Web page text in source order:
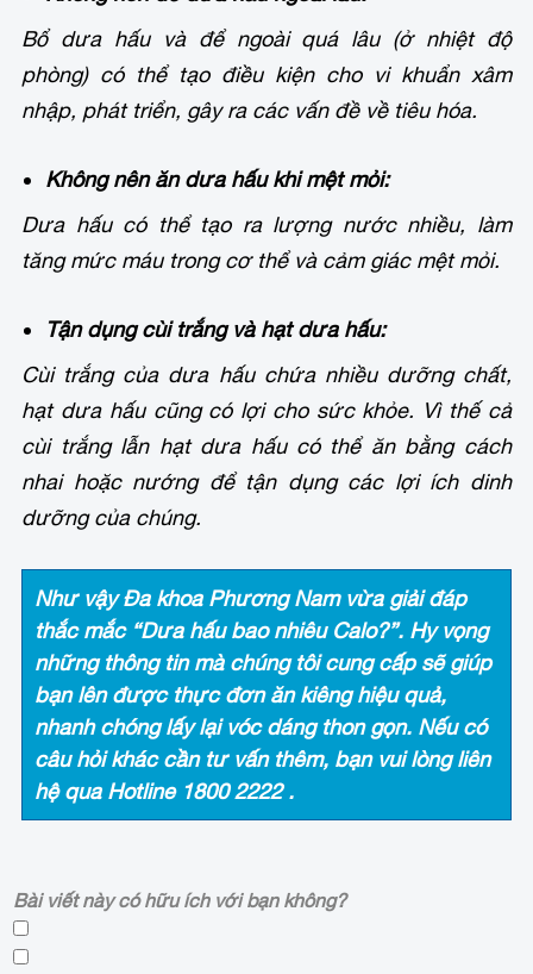
Bổ dưa hấu và để ngoài quá lâu (ở nhiệt độ
phòng) có thể tạo điều kiện cho vi khuẩn xâm
nhập, phát triển, gây ra các vấn đề về tiêu hóa.
Không nên ăn dưa hấu khi mệt mỏi:
Dưa hấu có thể tạo ra lượng nước nhiều, làm
tăng mức máu trong cơ thể và cảm giác mệt mỏi.
Tận dụng cùi trắng và hạt dưa hấu:
Cùi trắng của dưa hấu chứa nhiều dưỡng chất,
hạt dưa hấu cũng có lợi cho sức khỏe. Vì thế cả
cùi trắng lẫn hạt dưa hấu có thể ăn bằng cách
nhai hoặc nướng để tận dụng các lợi ích dinh
dưỡng của chúng.
Như vậyĐa khoa Phương Namvừa giải đáp
thắc mắc “Dưa hấu bao nhiêu Calo?”. Hy vọng
những thông tin mà chúng tôi cung cấp sẽ giúp
bạn lên được thực đơn ăn kiêng hiệu quả,
nhanh chóng lấy lại vóc dáng thon gọn. Nếu có
câu hỏi khác cần tư vấn thêm, bạn vui lòng liên
hệ qua Hotline 1800 2222.
Bài viết này có hữu ích với bạn không?